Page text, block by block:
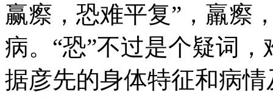
赢瘵，恐难平复”，羸瘵
病。“恐”不过是个疑词
据彦先的身体特征和病